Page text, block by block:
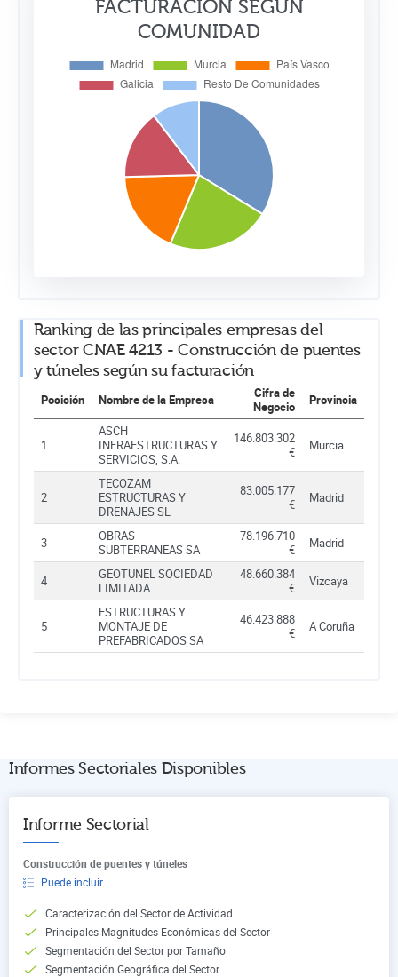
FACTURACIÓN SEGÚN
COMUNIDAD
Ranking de las principales empresas del
sector CNAE 4213 - Construcción de puentes
y túneles según su facturación
Posición Nombre de la Empresa
Cifra de
Negocio
Provincia
1
ASCH
INFRAESTRUCTURAS Y
SERVICIOS, S.A.
146.803.302
€
Murcia
2
TECOZAM
ESTRUCTURAS Y
DRENAJES SL
83.005.177
€
Madrid
3
OBRAS
SUBTERRANEAS SA
78.196.710
€
Madrid
4
GEOTUNEL SOCIEDAD
LIMITADA
48.660.384
€
Vizcaya
5
ESTRUCTURAS Y
MONTAJE DE
PREFABRICADOS SA
46.423.888
€
A Coruña
Informes Sectoriales Disponibles
Informe Sectorial
Construcción de puentes y túneles
Puede incluir
Caracterización del Sector de Actividad
Principales Magnitudes Económicas del Sector
Segmentación del Sector por Tamaño
Segmentación Geográfica del Sector